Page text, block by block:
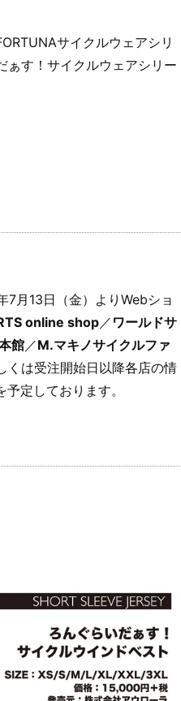
サイクルウェアシリ
ぁす！サイクルウェアシリー
7月13日（金）よりWebショ
online shop／ ワールドサ
館／M.マキノサイクルファ
くは受注開始日以降各店の情
定しております。